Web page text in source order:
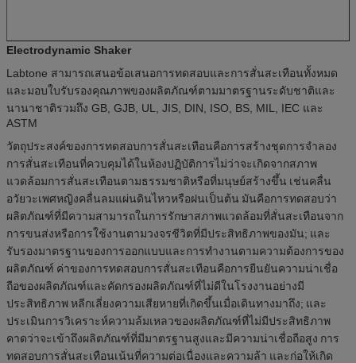
Electrodynamic Shaker
Labtone สามารถเสนอข้อเสนอการทดสอบและการสั่นสะเทือนทั้งหมด
และมอบใบรับรองคุณภาพของผลิตภัณฑ์ตามมาตรฐานระดับชาติและ
นานาชาติรวมถึง GB, GJB, UL, JIS, DIN, ISO, BS, MIL, IEC และ
ASTM
วัตถุประสงค์ของการทดสอบการสั่นสะเทือนคือการสร้างชุดการจำลอง
การสั่นสะเทือนที่ควบคุมได้ในห้องปฏิบัติการไม่ว่าจะเกิดจากสภาพ
แวดล้อมการสั่นสะเทือนตามธรรมชาติหรือที่มนุษย์สร้างขึ้น เช่นคลื่น
อวัยวะเพศหญิงคลื่นลมแผ่นดินไหวหรือฝนเป็นต้น มันคือการทดสอบว่า
ผลิตภัณฑ์ที่มีความสามารถในการรักษาสภาพแวดล้อมที่สั่นสะเทือนจาก
การขนส่งหรือการใช้งานตามวงจรชีวิตที่มีประสิทธิภาพของมัน; และ
รับรองมาตรฐานของการออกแบบและการทำงานตามความต้องการของ
ผลิตภัณฑ์ ค่าของการทดสอบการสั่นสะเทือนคือการยืนยันความน่าเชื่อ
ถือของผลิตภัณฑ์และคัดกรองผลิตภัณฑ์ที่ไม่ดีในโรงงานอย่างมี
ประสิทธิภาพหลีกเลี่ยงความเสียหายที่เกิดขึ้นเมื่อเดินทางมาถึง; และ
ประเมินการวิเคราะห์ความล้มเหลวของผลิตภัณฑ์ที่ไม่มีประสิทธิภาพ
คาดว่าจะเข้าถึงผลิตภัณฑ์ที่มีมาตรฐานสูงและมีความน่าเชื่อถือสูง การ
ทดสอบการสั่นสะเทือนเน้นที่ความต่อเนื่องและความล้า และก่อให้เกิด